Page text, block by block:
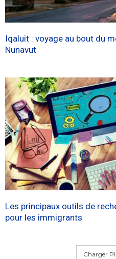
Iqaluit : voyage au bout du
Nunavut
Les principaux outils de
pour les immigrants
Charger